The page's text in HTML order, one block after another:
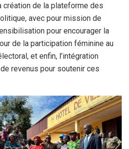
création de la plateforme des
avec pour mission de
pour encourager la
de la participation féminine au
et enfin, l’intégration
revenus pour soutenir ces